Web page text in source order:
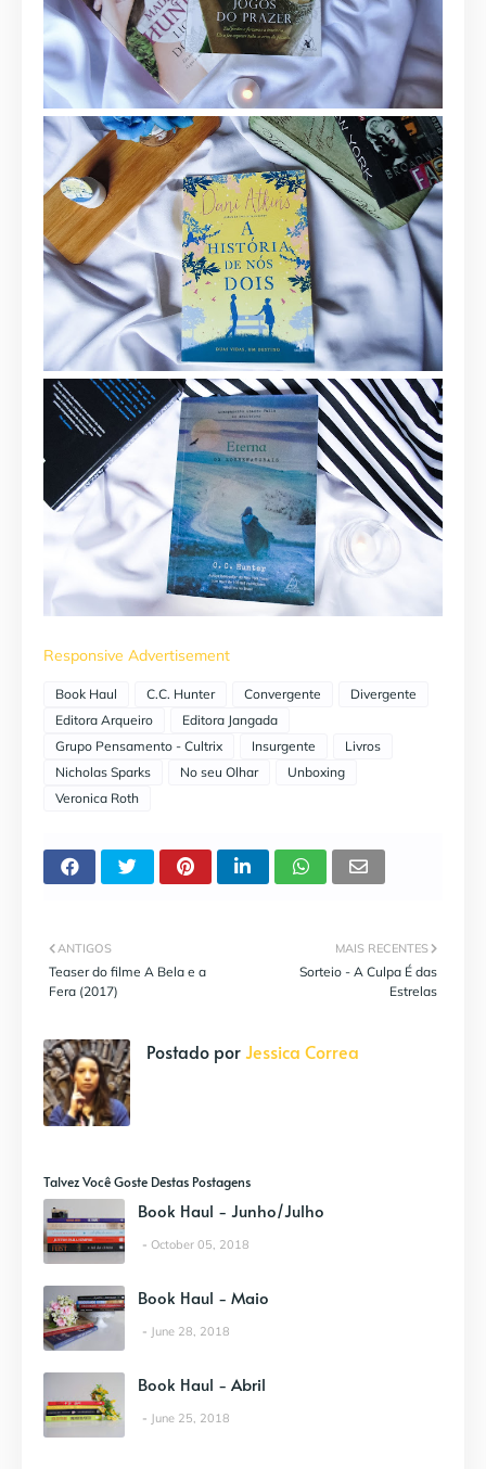
Responsive Advertisement
Book Haul C.C. Hunter Convergente
Divergente
Editora Arqueiro
Editora Jangada
Grupo Pensamento - Cultrix
Insurgente
Livros
Nicholas Sparks
No seu Olhar
Unboxing
Veronica Roth
MAIS RECENTES
Sorteio - A Culpa É das
Estrelas
ANTIGOS
Teaser do filme A Bela e a
Fera (2017)
Postado porJessica Correa
Talvez Você Goste Destas Postagens
Book Haul - Junho/Julho
October 05, 2018
Book Haul - Maio
June 28, 2018
Book Haul - Abril
June 25, 2018